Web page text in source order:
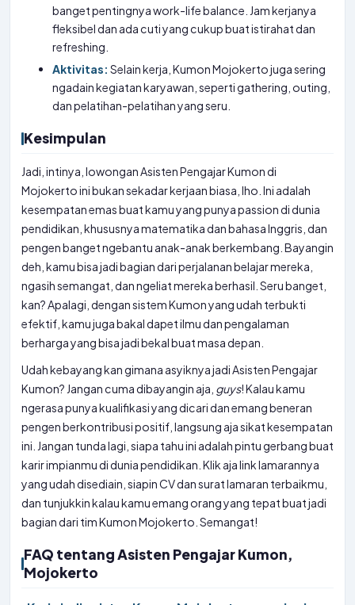
banget pentingnya work-life balance. Jam kerjanya
fleksibel dan ada cuti yang cukup buat istirahat dan
refreshing.
Aktivitas: Selain kerja, Kumon Mojokerto juga sering
ngadain kegiatan karyawan, seperti gathering, outing,
dan pelatihan-pelatihan yang seru.
Kesimpulan
Jadi, intinya, lowongan Asisten Pengajar Kumon di
Mojokerto ini bukan sekadar kerjaan biasa, lho. Ini adalah
kesempatan emas buat kamu yang punya passion di dunia
pendidikan, khususnya matematika dan bahasa Inggris, dan
pengen banget ngebantu anak-anak berkembang. Bayangin
deh, kamu bisa jadi bagian dari perjalanan belajar mereka,
ngasih semangat, dan ngeliat mereka berhasil. Seru banget,
kan? Apalagi, dengan sistem Kumon yang udah terbukti
efektif, kamu juga bakal dapet ilmu dan pengalaman
berharga yang bisa jadi bekal buat masa depan.
Udah kebayang kan gimana asyiknya jadi Asisten Pengajar
Kumon? Jangan cuma dibayangin aja, guys! Kalau kamu
ngerasa punya kualifikasi yang dicari dan emang beneran
pengen berkontribusi positif, langsung aja sikat kesempatan
ini. Jangan tunda lagi, siapa tahu ini adalah pintu gerbang buat
karir impianmu di dunia pendidikan. Klik aja link lamarannya
yang udah disediain, siapin CV dan surat lamaran terbaikmu,
dan tunjukkin kalau kamu emang orang yang tepat buat jadi
bagian dari tim Kumon Mojokerto. Semangat!
FAQ tentang Asisten Pengajar Kumon,
Mojokerto